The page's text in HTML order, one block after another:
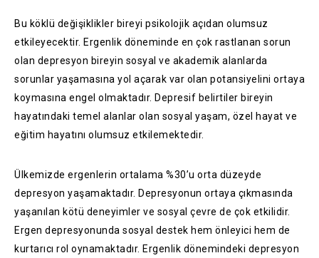
Bu köklü değişiklikler bireyi psikolojik açıdan olumsuz
etkileyecektir. Ergenlik döneminde en çok rastlanan sorun
olan depresyon bireyin sosyal ve akademik alanlarda
sorunlar yaşamasına yol açarak var olan potansiyelini ortaya
koymasına engel olmaktadır. Depresif belirtiler bireyin
hayatındaki temel alanlar olan sosyal yaşam, özel hayat ve
eğitim hayatını olumsuz etkilemektedir.
Ülkemizde ergenlerin ortalama %30’u orta düzeyde
depresyon yaşamaktadır. Depresyonun ortaya çıkmasında
yaşanılan kötü deneyimler ve sosyal çevre de çok etkilidir.
Ergen depresyonunda sosyal destek hem önleyici hem de
kurtarıcı rol oynamaktadır. Ergenlik dönemindeki depresyon